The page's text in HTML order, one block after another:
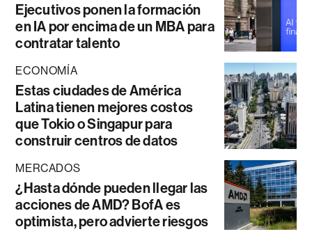
Ejecutivos ponen la formación
en IA por encima de un MBA para
contratar talento
ECONOMÍA
Estas ciudades de América
Latina tienen mejores costos
que Tokio o Singapur para
construir centros de datos
MERCADOS
¿Hasta dónde pueden llegar las
acciones de AMD? BofA es
optimista, pero advierte riesgos